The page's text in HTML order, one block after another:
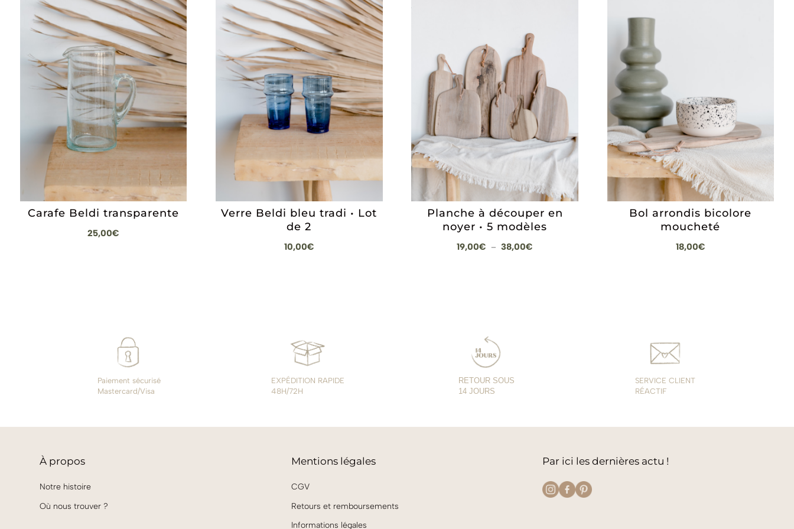
Carafe Beldi transparente
25,00€
Verre Beldi bleu tradi • Lot
de 2
10,00€
Planche à découper en
noyer • 5 modèles
19,00€ – 38,00€
Bol arrondis bicolore
moucheté
18,00€
Paiement sécurisé
Mastercard/Visa
EXPÉDITION RAPIDE
48H/72H
RETOUR SOUS
14 JOURS
SERVICE CLIENT
RÉACTIF
À propos
Notre histoire
Où nous trouver ?
Mentions légales
CGV
Retours et remboursements
Informations légales
Par ici les dernières actu !